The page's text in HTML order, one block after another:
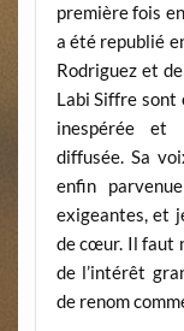
première fois
a été republié
Rodriguez et
Labi Siffre sont
inespérée et
diffusée. Sa
enfin
exigeantes, et
de cœur. Il faut
de l’intérêt
de renom